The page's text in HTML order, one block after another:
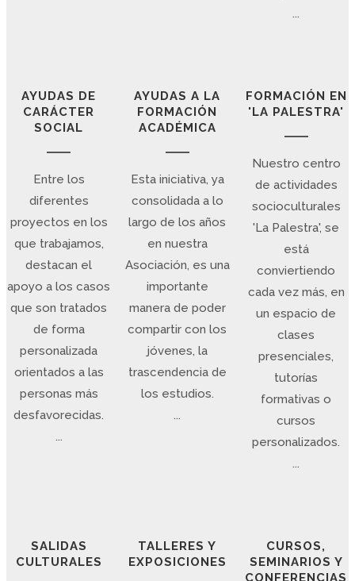
...
AYUDAS DE
CARÁCTER
SOCIAL
Entre los
diferentes
proyectos en los
que trabajamos,
destacan el
apoyo a los casos
que son tratados
de forma
personalizada
orientados a las
personas más
desfavorecidas.
...
AYUDAS A LA
FORMACIÓN
ACADÉMICA
Esta iniciativa, ya
consolidada a lo
largo de los años
en nuestra
Asociación, es una
importante
manera de poder
compartir con los
jóvenes, la
trascendencia de
los estudios.
...
FORMACIÓN EN
'LA PALESTRA'
Nuestro centro
de actividades
socioculturales
'La Palestra', se
está
conviertiendo
cada vez más, en
un espacio de
clases
presenciales,
tutorías
formativas o
cursos
personalizados.
...
SALIDAS
CULTURALES
TALLERES Y
EXPOSICIONES
CURSOS,
SEMINARIOS Y
CONFERENCIAS